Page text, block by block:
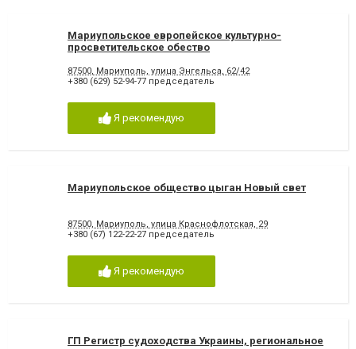
Мариупольское европейское культурно-
просветительское обество
87500, Мариуполь, улица Энгельса, 62/42
+380 (629) 52-94-77 председатель
Я рекомендую
Мариупольское общество цыган Новый свет
87500, Мариуполь, улица Краснофлотская, 29
+380 (67) 122-22-27 председатель
Я рекомендую
ГП Регистр судоходства Украины, региональное